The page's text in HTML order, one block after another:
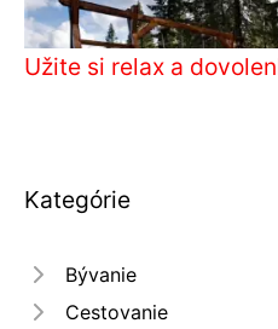
Užite si relax a
Kategórie
Bývanie
Cestovanie